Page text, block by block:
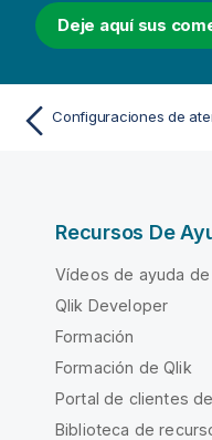
Deje aquí sus
Recursos De
Vídeos de ayuda de
Qlik Developer
Formación
Formación de Qlik
Portal de clientes
Biblioteca de